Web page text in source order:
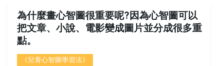
為什麼畫心智圖很重要呢?因為心智圖可以
把文章、小說、電影變成圖片並分成很多重
點。
《兒青心智圖學習法》